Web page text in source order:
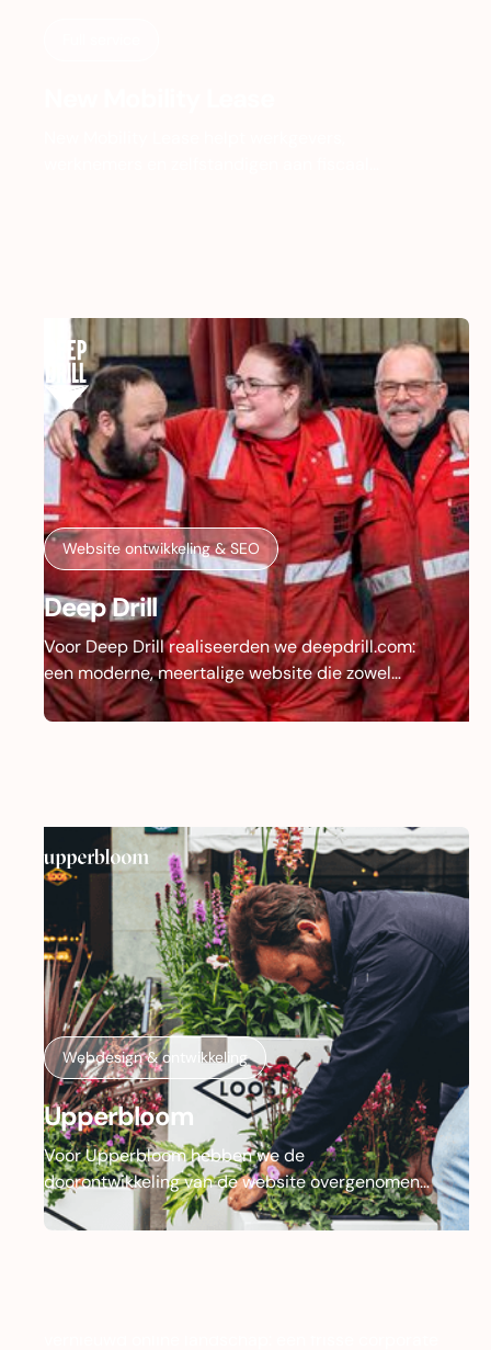
Website ontwikkeling & SEO
Deep Drill
Voor Deep Drill realiseerden we deepdrill.com:
een moderne, meertalige website die zowel
klanten informeert over dienstverlening en
producten als talent enthousiast maakt voor het
SEO, performance en beleving.
Webdesign & ontwikkeling
Upperbloom
Voor Upperbloom hebben we de
doorontwikkeling van de website overgenomen
en doorgezet naar een volgende fase. Met focus
op performance, beheerbaarheid en conversie